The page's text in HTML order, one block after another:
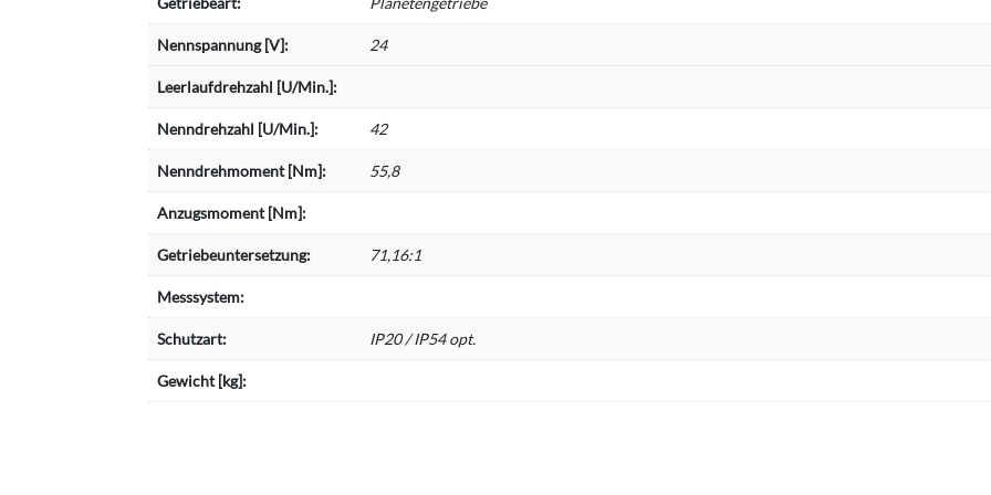
Nennspannung [V]: 24
Leerlaufdrehzahl [U/Min.]:
Nenndrehzahl [U/Min.]: 42
Nenndrehmoment [Nm]: 55,8
Anzugsmoment [Nm]:
Getriebeuntersetzung: 71,16:1
Messsystem:
Schutzart: IP20 / IP54 opt.
Gewicht [kg]: